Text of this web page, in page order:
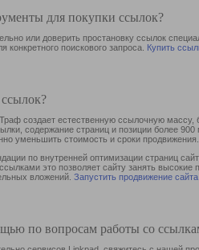
для покупки ссылок?
или доверить простановку ссылок
поискового запроса. Купить
создает естественную ссылочную
содержание страниц и позиции более
уменьшить стоимость и сроки продвижения.
по внутренней оптимизации страниц
это позволяет сайту занять
вложений. Запустить продвижение сайта
по вопросам работы со